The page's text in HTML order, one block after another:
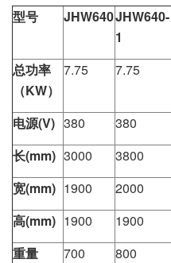
型号
JHW640JHW640-
1
总功率
（KW）
7.75 7.75
电源(V) 380 380
长(mm) 3000 3800
宽(mm) 1900 2000
高(mm) 1900 1900
重量
700 800